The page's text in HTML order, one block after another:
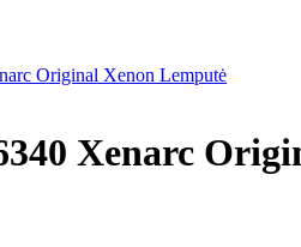
Original Xenon Lemputė
Xenarc